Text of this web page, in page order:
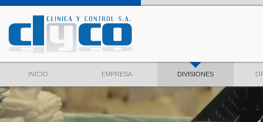
INICIO EMPRESA DIVISIONES